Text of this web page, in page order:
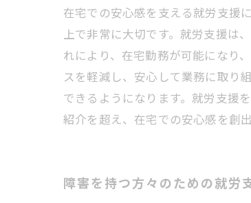
在宅での安心感を支える就労支援
上で非常に大切です。就労支援は
れにより、在宅勤務が可能になり
スを軽減し、安心して業務に取り
できるようになります。就労支援
紹介を超え、在宅での安心感を創
障害を持つ方々のための就労